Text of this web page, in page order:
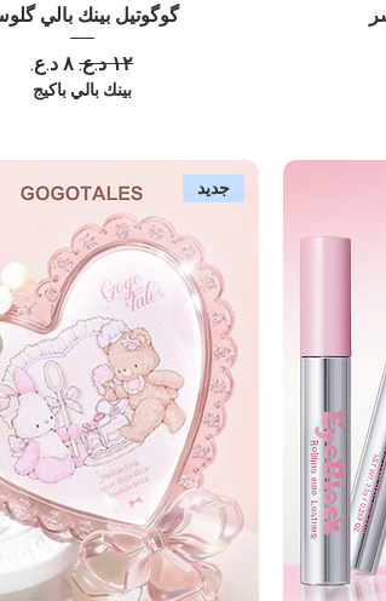
گوگوتيل بينك بالي
سعر عادي‏١٢ د.ع.‏ سعر البيع
بينك بالي باكيج
جديد